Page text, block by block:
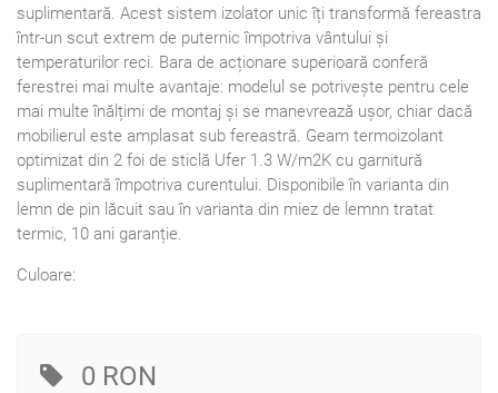
suplimentară. Acest sistem izolator unic îți transformă fereastra
într-un scut extrem de puternic împotriva vântului și
temperaturilor reci. Bara de acționare superioară conferă
ferestrei mai multe avantaje: modelul se potrivește pentru cele
mai multe înălțimi de montaj și se manevrează ușor, chiar dacă
mobilierul este amplasat sub fereastră. Geam termoizolant
optimizat din 2 foi de sticlă Ufer 1.3 W/m2K cu garnitură
suplimentară împotriva curentului. Disponibile în varianta din
lemn de pin lăcuit sau în varianta din miez de lemnn tratat
termic, 10 ani garanție.
Culoare:
0 RON